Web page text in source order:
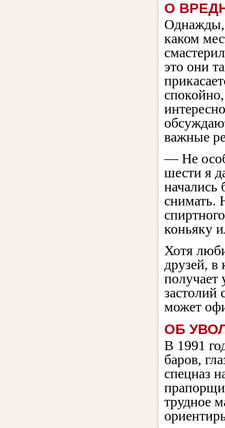
О
Однажды,
каком
это они
важные
— Не
шести я
начались
снимать.
коньяку
Хотя
друзей,
получает
застолий
может
ОБ
В 1991
баров,
спецназ
трудное